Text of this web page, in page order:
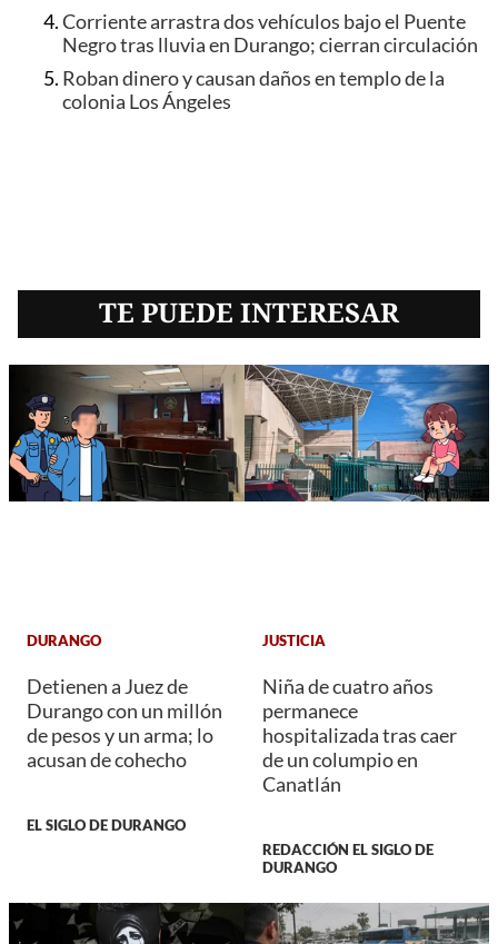
Corriente arrastra dos vehículos bajo el Puente
Negro tras lluvia en Durango; cierran circulación
Roban dinero y causan daños en templo de la
colonia Los Ángeles
TE PUEDE INTERESAR
DURANGO
Detienen a Juez de
Durango con un millón
de pesos y un arma; lo
acusan de cohecho
EL SIGLO DE DURANGO
JUSTICIA
Niña de cuatro años
permanece
hospitalizada tras caer
de un columpio en
Canatlán
REDACCIÓN EL SIGLO DE
DURANGO